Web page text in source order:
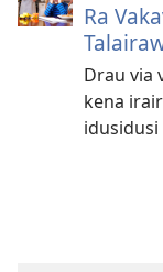
Ra
Drau via
kena